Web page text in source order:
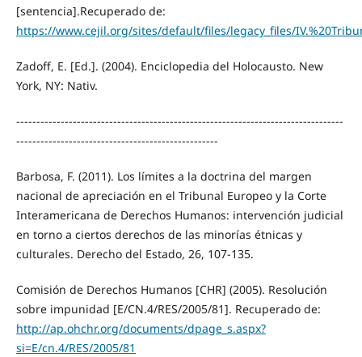
[sentencia].Recuperado de:
https://www.cejil.org/sites/default/files/legacy_files/
Zadoff, E. [Ed.]. (2004). Enciclopedia del Holocausto. New
York, NY: Nativ.
---------------------------------------------------------------------------------
--------------------------------------------------
Barbosa, F. (2011). Los límites a la doctrina del margen
nacional de apreciación en el Tribunal Europeo y la Corte
Interamericana de Derechos Humanos: intervención judicial
en torno a ciertos derechos de las minorías étnicas y
culturales. Derecho del Estado, 26, 107-135.
Comisión de Derechos Humanos [CHR] (2005). Resolución
sobre impunidad [E/CN.4/RES/2005/81]. Recuperado de:
http://ap.ohchr.org/documents/dpage_s.aspx?
si=E/cn.4/RES/2005/81